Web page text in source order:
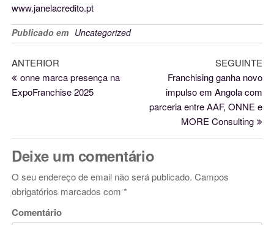
www.janelacredito.pt
Publicado em Uncategorized
Navegação de artigos
Artigo anterior
ANTERIOR
onne marca presença na
ExpoFranchise 2025
SEGUINTE
Franchising ganha novo
impulso em Angola com
parceria entre AAF, ONNE e
MORE Consulting
Deixe um comentário
O seu endereço de email não será publicado. Campos
obrigatórios marcados com*
Comentário